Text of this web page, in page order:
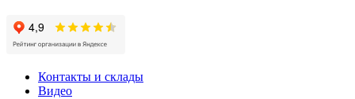
Контакты и склады
Видео